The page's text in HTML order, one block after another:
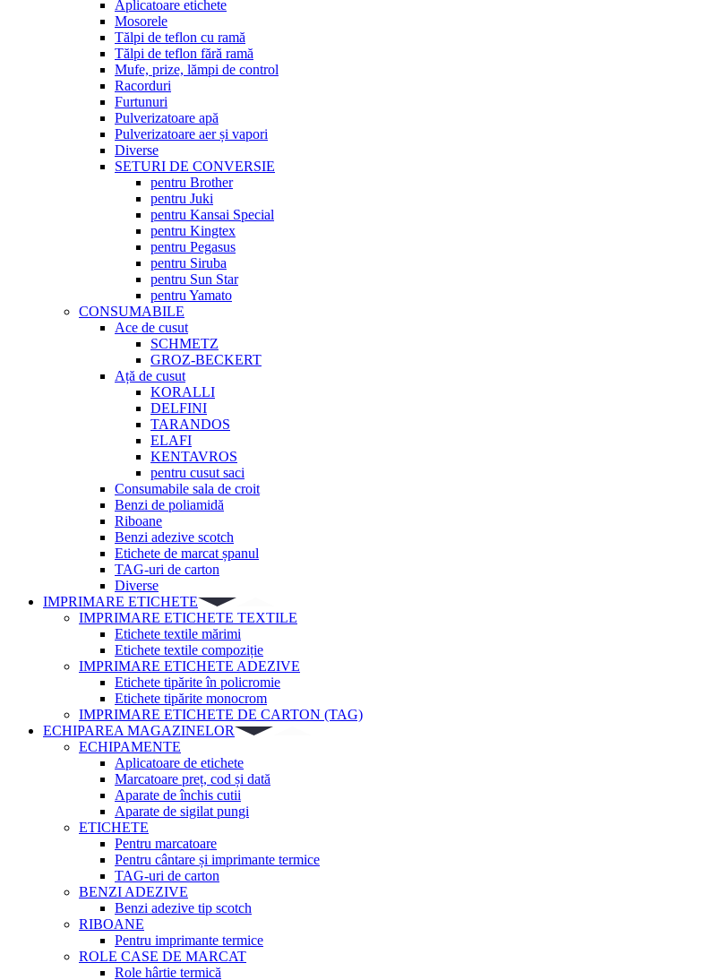
Aplicatoare etichete
Mosorele
Tălpi de teflon cu ramă
Tălpi de teflon fără ramă
Mufe, prize, lămpi de control
Racorduri
Furtunuri
Pulverizatoare apă
Pulverizatoare aer și vapori
Diverse
SETURI DE CONVERSIE
pentru Brother
pentru Juki
pentru Kansai Special
pentru Kingtex
pentru Pegasus
pentru Siruba
pentru Sun Star
pentru Yamato
CONSUMABILE
Ace de cusut
SCHMETZ
GROZ-BECKERT
Ață de cusut
KORALLI
DELFINI
TARANDOS
ELAFI
KENTAVROS
pentru cusut saci
Consumabile sala de croit
Benzi de poliamidă
Riboane
Benzi adezive scotch
Etichete de marcat șpanul
TAG-uri de carton
Diverse
IMPRIMARE ETICHETE
IMPRIMARE ETICHETE TEXTILE
Etichete textile mărimi
Etichete textile compoziție
IMPRIMARE ETICHETE ADEZIVE
Etichete tipărite în policromie
Etichete tipărite monocrom
IMPRIMARE ETICHETE DE CARTON (TAG)
ECHIPAREA MAGAZINELOR
ECHIPAMENTE
Aplicatoare de etichete
Marcatoare preț, cod și dată
Aparate de închis cutii
Aparate de sigilat pungi
ETICHETE
Pentru marcatoare
Pentru cântare și imprimante termice
TAG-uri de carton
BENZI ADEZIVE
Benzi adezive tip scotch
RIBOANE
Pentru imprimante termice
ROLE CASE DE MARCAT
Role hârtie termică